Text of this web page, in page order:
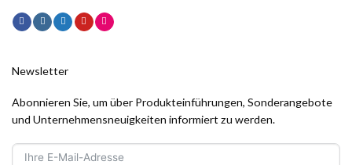
Newsletter
Abonnieren Sie, um über Produkteinführungen, Sonderangebote
und Unternehmensneuigkeiten informiert zu werden.